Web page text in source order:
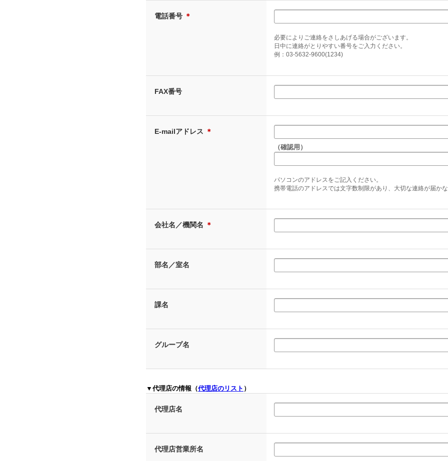
電話番号 ＊
必要によりご連絡をさしあげる場合がございます。
日中に連絡がとりやすい番号をご入力ください。
例：03-5632-9600(1234)
FAX番号
E-mailアドレス ＊
（確認用）
パソコンのアドレスをご記入ください。
携帯電話のアドレスでは文字数制限があり、大切な連絡が届かな
会社名／機関名 ＊
部名／室名
課名
グループ名
▼代理店の情報（代理店のリスト ）
代理店名
代理店営業所名